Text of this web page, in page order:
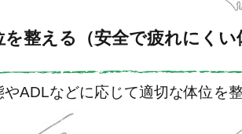
を整える（安全で疲れにく
やADLなどに応じて適切な体位を